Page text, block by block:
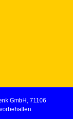
GmbH, 71106